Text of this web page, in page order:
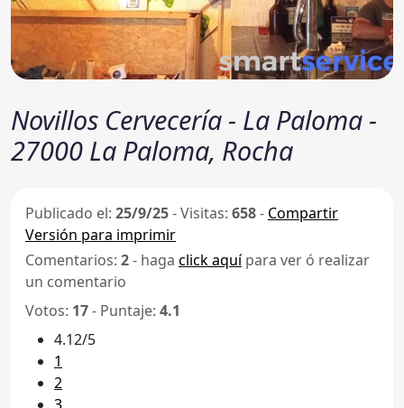
Novillos Cervecería - La Paloma -
27000 La Paloma, Rocha
Publicado el: 25/9/25-Visitas: 658- Compartir
Versión para imprimir
Comentarios: 2- haga click aquípara ver ó realizar
un comentario
Votos: 17- Puntaje: 4.1
4.12/5
1
2
3